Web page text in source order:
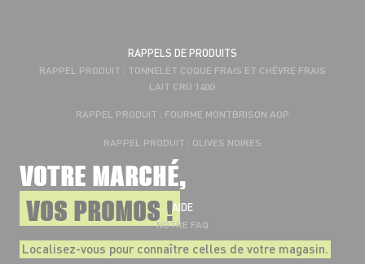
VOTRE MARCHÉ,
VOS PROMOS !
Localisez-vous pour connaître celles de votre magasin.
RAPPELS DE PRODUITS
RAPPEL PRODUIT : TONNELET COQUE FRAIS ET CHÈVRE FRAIS
LAIT CRU 140G
RAPPEL PRODUIT : FOURME MONTBRISON AOP
RAPPEL PRODUIT : OLIVES NOIRES
AIDE
NOTRE FAQ